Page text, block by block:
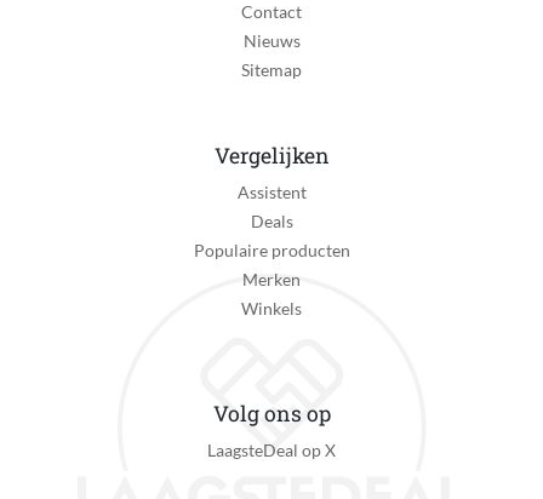
Contact
Nieuws
Sitemap
Vergelijken
Assistent
Deals
Populaire producten
Merken
Winkels
Volg ons op
LaagsteDeal op X